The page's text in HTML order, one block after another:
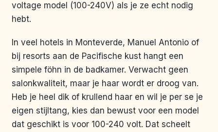
voltage model (100-240V) als je ze echt nodig
hebt.
In veel hotels in Monteverde, Manuel Antonio of
bij resorts aan de Pacifische kust hangt een
simpele föhn in de badkamer. Verwacht geen
salonkwaliteit, maar je haar wordt er droog van.
Heb je heel dik of krullend haar en wil je per se je
eigen stijltang, kies dan bewust voor een model
dat geschikt is voor 100-240 volt. Dat scheelt